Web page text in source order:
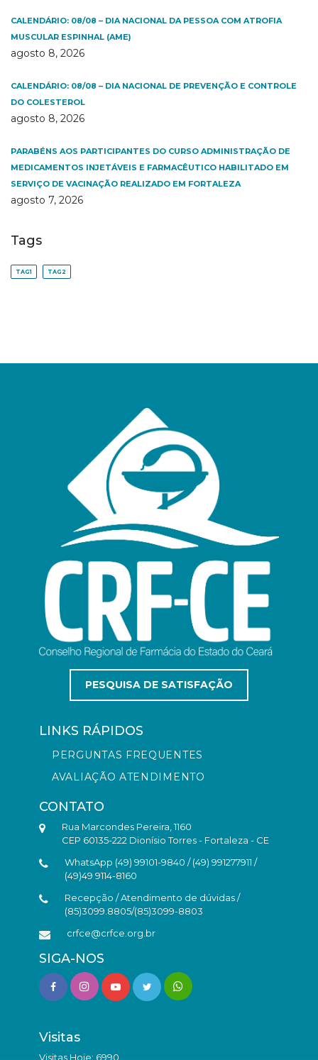
CALENDÁRIO: 08/08 – DIA NACIONAL DA PESSOA COM ATROFIA
MUSCULAR ESPINHAL (AME)
agosto 8, 2026
CALENDÁRIO: 08/08 – DIA NACIONAL DE PREVENÇÃO E CONTROLE
DO COLESTEROL
agosto 8, 2026
PARABÉNS AOS PARTICIPANTES DO CURSO ADMINISTRAÇÃO DE
MEDICAMENTOS INJETÁVEIS E FARMACÊUTICO HABILITADO EM
SERVIÇO DE VACINAÇÃO REALIZADO EM FORTALEZA
agosto 7, 2026
Tags
TAG1 TAG2
PESQUISA DE SATISFAÇÃO
LINKS RÁPIDOS
PERGUNTAS FREQUENTES
AVALIAÇÃO ATENDIMENTO
CONTATO
Rua Marcondes Pereira, 1160
CEP 60135-222 Dionísio Torres - Fortaleza - CE
WhatsApp (49) 99101-9840 / (49) 991277911 /
(49)49 9114-8160
Recepção / Atendimento de dúvidas /
(85)3099.8805/(85)3099-8803
crfce@crfce.org.br
SIGA-NOS
Visitas
Visitas Hoje: 6990